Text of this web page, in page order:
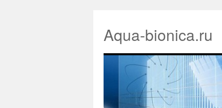
Aqua-bionica.ru